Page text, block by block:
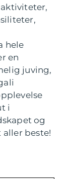
hele
en
juving,
i
og
beste!